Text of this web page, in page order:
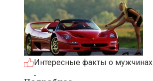
Интересные факты о мужчинах